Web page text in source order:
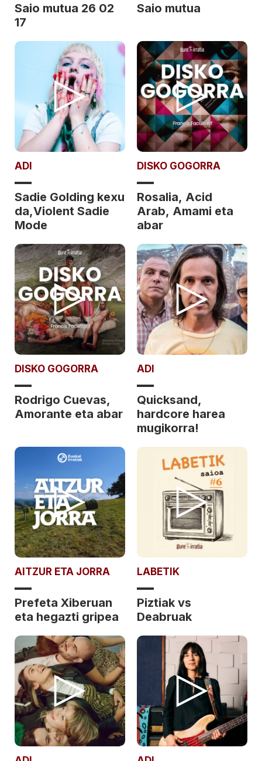
Saio mutua 26 02
17
Saio mutua
ADI
Sadie Golding kexu
da,Violent Sadie
Mode
DISKO GOGORRA
Rosalia, Acid
Arab, Amami eta
abar
DISKO GOGORRA
Rodrigo Cuevas,
Amorante eta abar
ADI
Quicksand,
hardcore harea
mugikorra!
AITZUR ETA JORRA
Prefeta Xiberuan
eta hegazti gripea
LABETIK
Piztiak vs
Deabruak